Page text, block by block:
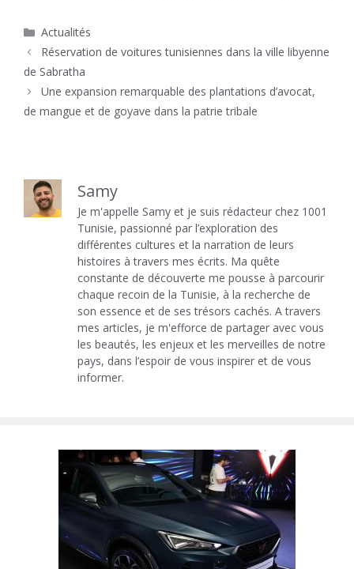
Catégories
Actualités
Réservation de voitures tunisiennes dans la ville libyenne
de Sabratha
Une expansion remarquable des plantations d’avocat,
de mangue et de goyave dans la patrie tribale
Samy
Je m'appelle Samy et je suis rédacteur chez 1001
Tunisie, passionné par l’exploration des
différentes cultures et la narration de leurs
histoires à travers mes écrits. Ma quête
constante de découverte me pousse à parcourir
chaque recoin de la Tunisie, à la recherche de
son essence et de ses trésors cachés. A travers
mes articles, je m'efforce de partager avec vous
les beautés, les enjeux et les merveilles de notre
pays, dans l’espoir de vous inspirer et de vous
informer.